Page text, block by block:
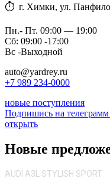
⏱ г. Химки, ул.
Пн.- Пт. 09:00 — 19:00
Сб: 09:00 -17:00
Вс -Выходной
auto@yardrey.ru
+7 989 234-0000
новые поступления
Подпишись на
открыть
Новые
AUDI A3L STYLISH SPORT